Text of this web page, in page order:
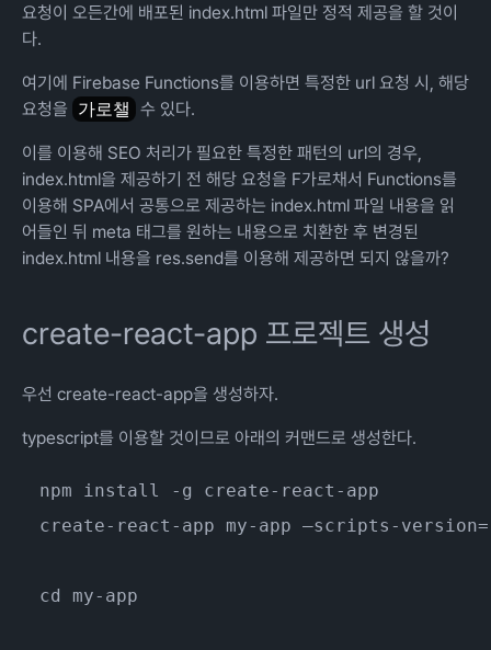
요청이 오든간에 배포된 index.html 파일만 정적 제공을 할 것이
다.
여기에 Firebase Functions를 이용하면 특정한 url 요청 시, 해당
요청을 가로챌 수 있다.
이를 이용해 SEO 처리가 필요한 특정한 패턴의 url의 경우,
index.html을 제공하기 전 해당 요청을 F가로채서 Functions를
이용해 SPA에서 공통으로 제공하는 index.html 파일 내용을 읽
어들인 뒤 meta 태그를 원하는 내용으로 치환한 후 변경된
index.html 내용을 res.send를 이용해 제공하면 되지 않을까?
create-react-app 프로젝트 생성
우선 create-react-app을 생성하자.
typescript를 이용할 것이므로 아래의 커맨드로 생성한다.
create-react-app my-app —scripts-
cd my-app